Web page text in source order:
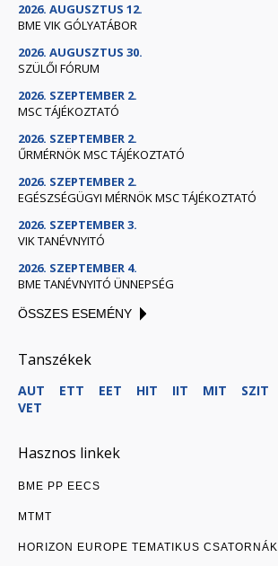
2026. AUGUSZTUS 12.
BME VIK GÓLYATÁBOR
2026. AUGUSZTUS 30.
SZÜLŐI FÓRUM
2026. SZEPTEMBER 2.
MSC TÁJÉKOZTATÓ
2026. SZEPTEMBER 2.
ŰRMÉRNÖK MSC TÁJÉKOZTATÓ
2026. SZEPTEMBER 2.
EGÉSZSÉGÜGYI MÉRNÖK MSC TÁJÉKOZTATÓ
2026. SZEPTEMBER 3.
VIK TANÉVNYITÓ
2026. SZEPTEMBER 4.
BME TANÉVNYITÓ ÜNNEPSÉG
ÖSSZES ESEMÉNY
Tanszékek
AUT ETT EET HIT IIT MIT SZIT
VET
Hasznos linkek
BME PP EECS
MTMT
HORIZON EUROPE TEMATIKUS CSATORNÁK